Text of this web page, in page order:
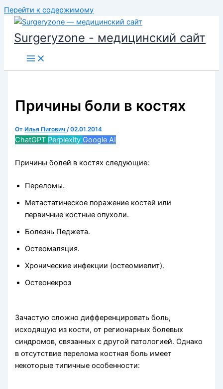
Перейти к содержимому
Surgeryzone - медицинский сайт
Причины боли в костях
От Илья Пигович/02.01.2014
ChatGPT Perplexity Google AI
Причины болей в костях следующие:
Переломы.
Метастатическое поражение костей или
первичные костные опухоли.
Болезнь Педжета.
Остеомаляция.
Хронические инфекции (остеомиелит).
Остеонекроз
Зачастую сложно дифференцировать боль,
исходящую из кости, от регионарных боле­вых
синдромов, связанных с другой патологией. Однако
в отсутствие перелома костная боль имеет
некоторые типичные особенности: